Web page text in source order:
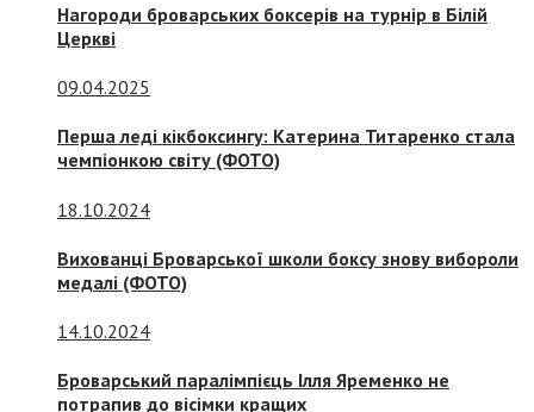
Нагороди броварських боксерів на турнір в Білій
Церкві
09.04.2025
Перша леді кікбоксингу: Катерина Титаренко стала
чемпіонкою світу (ФОТО)
18.10.2024
Вихованці Броварської школи боксу знову вибороли
медалі (ФОТО)
14.10.2024
Броварський паралімпієць Ілля Яременко не
потрапив до вісімки кращих